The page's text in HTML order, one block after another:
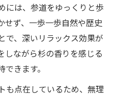
には、参道をゆっくりと歩
せず、一歩一歩自然や歴史
で、深いリラックス効果が
しながら杉の香りを感じる
きます。
も点在しているため、無理